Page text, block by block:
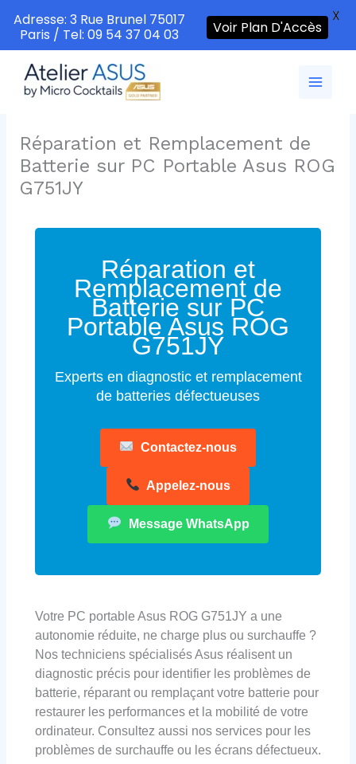
contenu
Réparation et Remplacement de
Batterie sur PC Portable Asus ROG
G751JY
Réparation et
Remplacement de
Batterie sur PC
Portable Asus ROG
G751JY
Experts en diagnostic et remplacement
de batteries défectueuses
Contactez-nous
Appelez-nous
Message WhatsApp
Votre PC portable Asus ROG G751JY a une
autonomie réduite, ne charge plus ou surchauffe ?
Nos techniciens spécialisés Asus réalisent un
diagnostic précis pour identifier les problèmes de
batterie, réparant ou remplaçant votre batterie pour
restaurer les performances et la mobilité de votre
ordinateur. Consultez aussi nos services pour les
problèmes de surchauffe ou les écrans défectueux.
Adresse: 3 Rue Brunel 75017
Paris / Tel: 09 54 37 04 03
Voir Plan D'Accès
X